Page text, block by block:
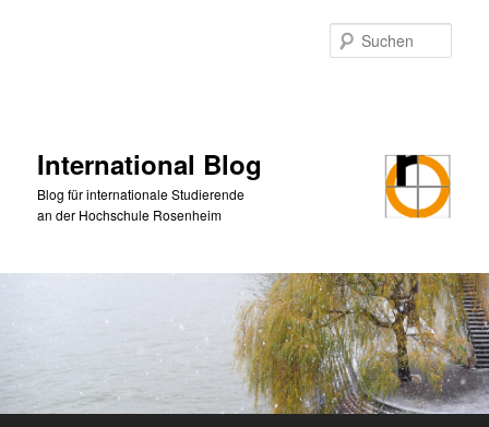
International Blog
Blog für internationale Studierende
an der Hochschule Rosenheim